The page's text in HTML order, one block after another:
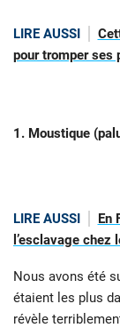
LIRE AUSSI
pour tromper ses
1. Moustique
LIRE AUSSI
En
l’esclavage
Nous avons été
étaient les plus
révèle